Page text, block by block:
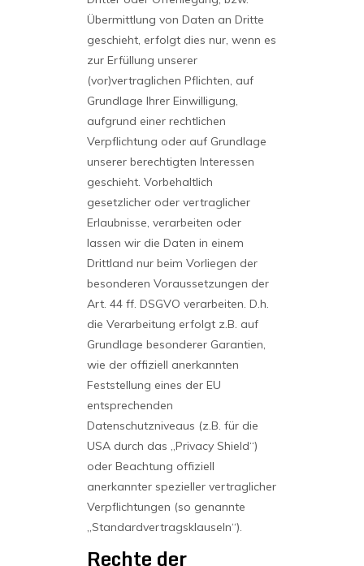
Übermittlung von Daten an Dritte
geschieht, erfolgt dies nur, wenn es
zur Erfüllung unserer
(vor)vertraglichen Pflichten, auf
Grundlage Ihrer Einwilligung,
aufgrund einer rechtlichen
Verpflichtung oder auf Grundlage
unserer berechtigten Interessen
geschieht. Vorbehaltlich
gesetzlicher oder vertraglicher
Erlaubnisse, verarbeiten oder
lassen wir die Daten in einem
Drittland nur beim Vorliegen der
besonderen Voraussetzungen der
Art. 44 ff. DSGVO verarbeiten. D.h.
die Verarbeitung erfolgt z.B. auf
Grundlage besonderer Garantien,
wie der offiziell anerkannten
Feststellung eines der EU
entsprechenden
Datenschutzniveaus (z.B. für die
USA durch das „Privacy Shield“)
oder Beachtung offiziell
anerkannter spezieller vertraglicher
Verpflichtungen (so genannte
„Standardvertragsklauseln“).
Rechte der